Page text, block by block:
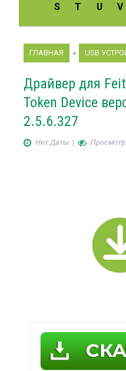
S
T U V
ГЛАВНАЯ » USB
Драйвер для
Token Device
2.5.6.327
Нет Даты|